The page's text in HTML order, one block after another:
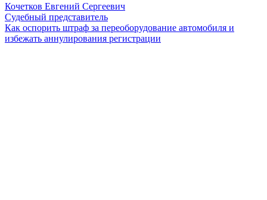
Кочетков Евгений Сергеевич
Судебный представитель
Как оспорить штраф за переоборудование автомобиля и
избежать аннулирования регистрации